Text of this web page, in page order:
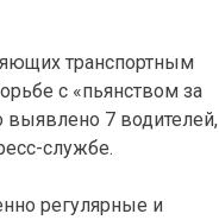
транспортным
с «пьянством за
выявлено 7 водителей,
службе.
регулярные и